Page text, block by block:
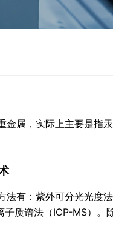
金属，实际上主要是指
法有：紫外可分光光度
子质谱法（ICP-MS）